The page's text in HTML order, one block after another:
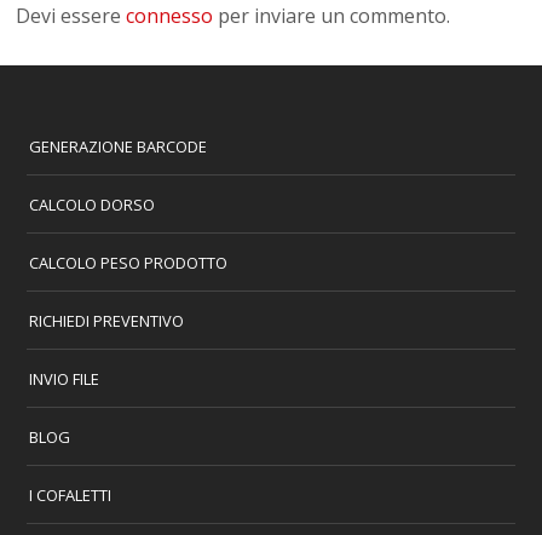
Devi essereconnesso per inviare un commento.
GENERAZIONE BARCODE
CALCOLO DORSO
CALCOLO PESO PRODOTTO
RICHIEDI PREVENTIVO
INVIO FILE
BLOG
I COFALETTI